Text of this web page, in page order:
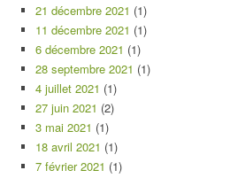
21 décembre 2021 (1)
11 décembre 2021 (1)
6 décembre 2021 (1)
28 septembre 2021 (1)
4 juillet 2021 (1)
27 juin 2021 (2)
3 mai 2021 (1)
18 avril 2021 (1)
7 février 2021 (1)